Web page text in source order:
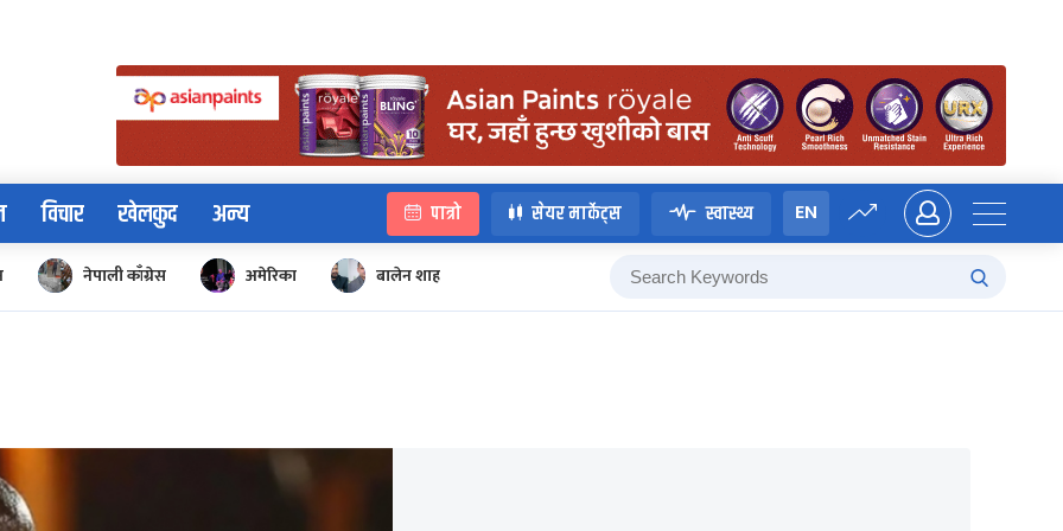
विचार खेलकुद अन्य पात्रो सेयर मार्केट्स स्वास्थ्य EN
नेपाली काँग्रेस अमेरिका बालेन शाह